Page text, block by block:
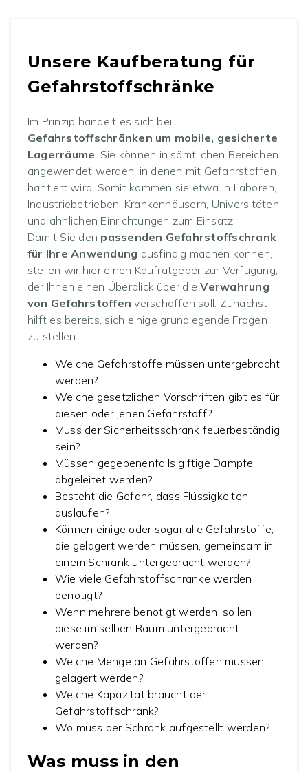
Unsere Kaufberatung für
Gefahrstoffschränke
Im Prinzip handelt es sich bei
Gefahrstoffschränken um mobile, gesicherte
Lagerräume. Sie können in sämtlichen Bereichen
angewendet werden, in denen mit Gefahrstoffen
hantiert wird. Somit kommen sie etwa in Laboren,
Industriebetrieben, Krankenhäusern, Universitäten
und ähnlichen Einrichtungen zum Einsatz.
Damit Sie den passenden Gefahrstoffschrank
für Ihre Anwendung ausfindig machen können,
stellen wir hier einen Kaufratgeber zur Verfügung,
der Ihnen einen Überblick über dieVerwahrung
von Gefahrstoffenverschaffen soll. Zunächst
hilft es bereits, sich einige grundlegende Fragen
zu stellen:
Welche Gefahrstoffe müssen untergebracht
werden?
Welche gesetzlichen Vorschriften gibt es für
diesen oder jenen Gefahrstoff?
Muss der Sicherheitsschrank feuerbeständig
sein?
Müssen gegebenenfalls giftige Dämpfe
abgeleitet werden?
Besteht die Gefahr, dass Flüssigkeiten
auslaufen?
Können einige oder sogar alle Gefahrstoffe,
die gelagert werden müssen, gemeinsam in
einem Schrank untergebracht werden?
Wie viele Gefahrstoffschränke werden
benötigt?
Wenn mehrere benötigt werden, sollen
diese im selben Raum untergebracht
werden?
Welche Menge an Gefahrstoffen müssen
gelagert werden?
Welche Kapazität braucht der
Gefahrstoffschrank?
Wo muss der Schrank aufgestellt werden?
Was muss in den